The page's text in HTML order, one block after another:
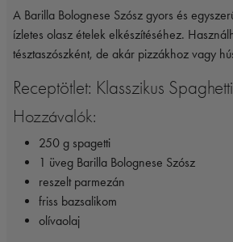
A Barilla Bolognese Szósz gyors és
ízletes olasz ételek elkészítéséhez.
tésztaszószként, de akár pizzákhoz vagy
Receptötlet: Klasszikus
Hozzávalók:
250 g spagetti
1 üveg Barilla Bolognese Szósz
reszelt parmezán
friss bazsalikom
olívaolaj